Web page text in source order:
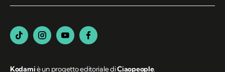
Kodamiè un progetto editoriale diCiaopeople.